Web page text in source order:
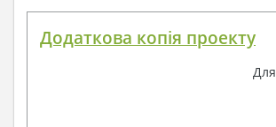
Додаткова копія проекту
Для